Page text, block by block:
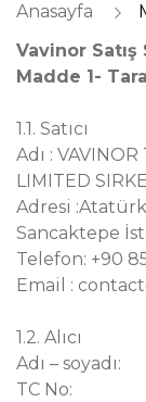
Anasayfa
Vavinor
Madde 1-
1.1. Satıcı
Adı :
LIMITED
Adresi
Sancaktepe
Telefon: +90
Email :
1.2. Alıcı
Adı – soyadı:
TC No: